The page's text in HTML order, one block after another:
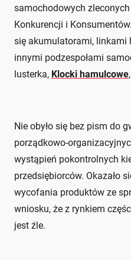
samochodowych
Konkurencji i
się akumulatorami, linkami
innymi podzespołami
lusterka, Klocki hamulcowe
Nie obyło się bez pism do
porządkowo-
wystąpień pokontrolnych
przedsiębiorców. Okazało
wycofania produktów ze
wniosku, że z rynkiem
jest źle.